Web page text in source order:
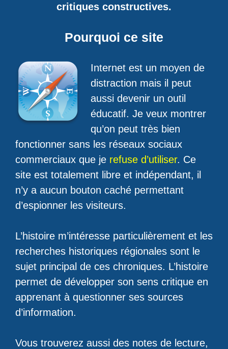
critiques constructives.
Pourquoi ce site
Internet est un moyen de
distraction mais il peut
aussi devenir un outil
éducatif. Je veux montrer
qu’on peut très bien
fonctionner sans les réseaux sociaux
commerciaux que je refuse d’utiliser. Ce
site est totalement libre et indépendant, il
n’y a aucun bouton caché permettant
d’espionner les visiteurs.
L’histoire m’intéresse particulièrement et les
recherches historiques régionales sont le
sujet principal de ces chroniques. L’histoire
permet de développer son sens critique en
apprenant à questionner ses sources
d’information.
Vous trouverez aussi des notes de lecture,